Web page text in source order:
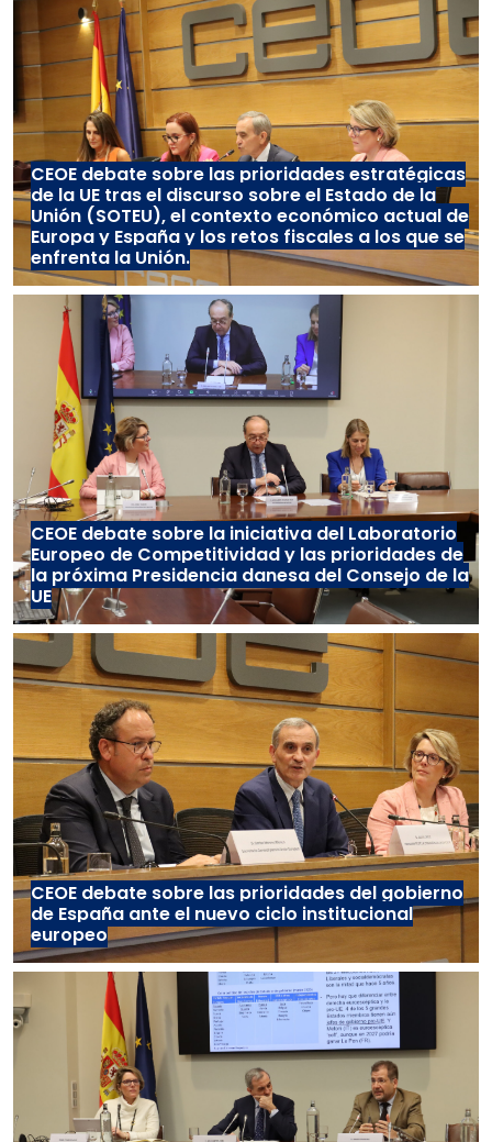
CEOE debate sobre las prioridades estratégicas
de la UE tras el discurso sobre el Estado de la
Unión (SOTEU), el contexto económico actual de
Europa y España y los retos fiscales a los que se
enfrenta la Unión.
CEOE debate sobre la iniciativa del Laboratorio
Europeo de Competitividad y las prioridades de
la próxima Presidencia danesa del Consejo de la
UE
CEOE debate sobre las prioridades del gobierno
de España ante el nuevo ciclo institucional
europeo